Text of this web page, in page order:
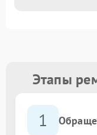
Этапы
1